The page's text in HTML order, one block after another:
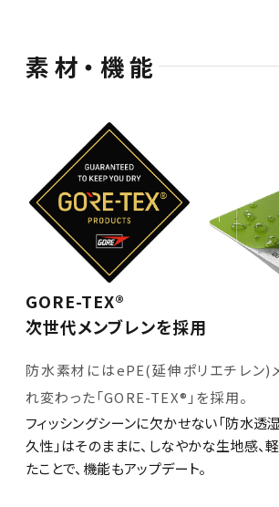
素材・機能
GORE-TEX®
次世代メンブレンを採用
防水素材にはePE(延伸ポリエチレン)
れ変わった「GORE-TEX®」を採用。
フィッシングシーンに欠かせない「防水透湿
久性」はそのままに、しなやかな生地感、
たことで、機能もアップデート。